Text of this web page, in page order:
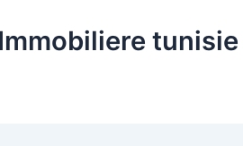
tunisie